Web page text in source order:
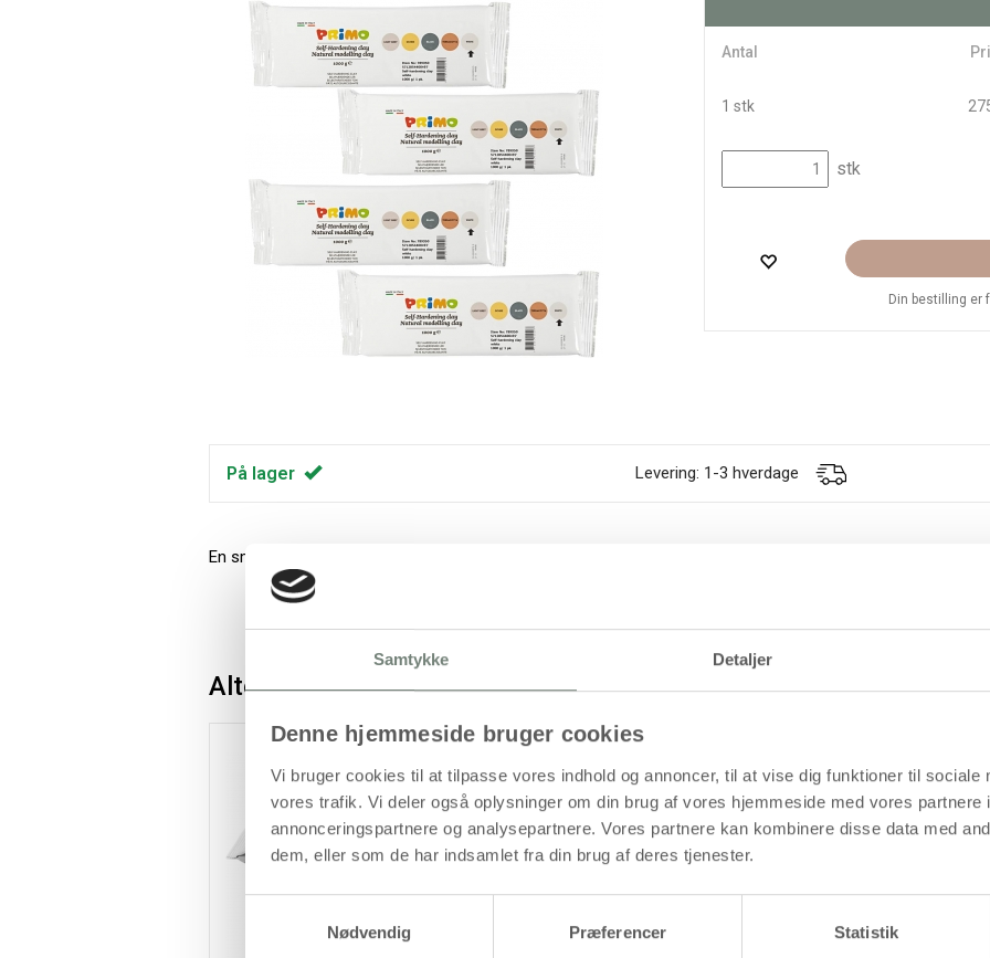
Samtykke Detaljer
Denne hjemmeside bruger cookies
Vi bruger cookies til at tilpasse vores indhold og annoncer, til at vise dig funktioner til sociale
vores trafik. Vi deler også oplysninger om din brug af vores hjemmeside med vores partnere
annonceringspartnere og analysepartnere. Vores partnere kan kombinere disse data med
dem, eller som de har indsamlet fra din brug af deres tjenester.
Nødvendig
Præferencer Statistik
Antal
1 stk
stk
Din bestilling er
På lager Levering: 1-3 hverdage
En smidig natur modelleringsler, som ikke skal brændes. Kan fx males med Plus Color hobbymaling efter
Alternativer
Gratis levering